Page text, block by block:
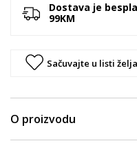
Dostava je
99KM
Sačuvajte u listi želja
O proizvodu